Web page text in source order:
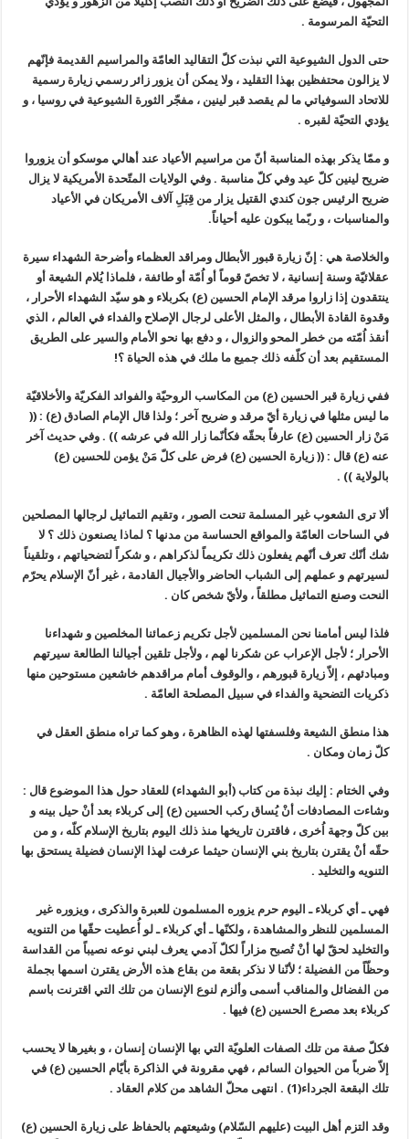
التحيّة المرسومة .
حتى الدول الشيوعية التي نبذت كلّ التقاليد العامّة والمراسيم القديمة فإنّهم
لا يزالون محتفظين بهذا التقليد ، ولا يمكن أن يزور زائر رسمي زيارة رسمية
للاتحاد السوفياتي ما لم يقصد قبر لينين ، مفجّر الثورة الشيوعية في روسيا ، و
يؤدي التحيّة لقبره .
و ممّا يذكر بهذه المناسبة أنّ من مراسيم الأعياد عند أهالي موسكو أن يزوروا
ضريح لينين كلّ عيد وفي كلّ مناسبة . وفي الولايات المتّحدة الأمريكية لا يزال
ضريح الرئيس جون كندي القتيل يزار من قِبَلِ آلاف الأمريكان في الأعياد
والمناسبات ، و ربّما يبكون عليه أحياناً.
والخلاصة هي : إنّ زيارة قبور الأبطال ومراقد العظماء وأضرحة الشهداء سيرة
عقلائيّة وسنة إنسانية ، لا تخصّ قوماً أو اُمّة أو طائفة ، فلماذا يُلام الشيعة أو
ينتقدون إذا زاروا مرقد الإمام الحسين (ع) بكربلاء و هو سيّد الشهداء الأحرار ،
وقدوة القادة الأبطال ، والمثل الأعلى لرجال الإصلاح والفداء في العالم ، الذي
أنقذ اُمّته من خطر المحو والزوال ، و دفع بها نحو الأمام والسير على الطريق
المستقيم بعد أن كلّفه ذلك جميع ما ملك في هذه الحياة ؟!
ففي زيارة قبر الحسين (ع) من المكاسب الروحيّة والفوائد الفكريّة والأخلاقيّة
ما ليس مثلها في زيارة أيّ مرقد و ضريح آخر ؛ ولذا قال الإمام الصادق (ع) : ((
مَنْ زار الحسين (ع) عارفاً بحقّه فكأنّما زار الله في عرشه )) . وفي حديث آخر
عنه (ع) قال : (( زيارة الحسين (ع) فرض على كلّ مَنْ يؤمن للحسين (ع)
بالولاية )) .
ألا ترى الشعوب غير المسلمة تنحت الصور ، وتقيم التماثيل لرجالها المصلحين
في الساحات العامّة والمواقع الحساسة من مدنها ؟ لماذا يصنعون ذلك ؟ لا
شك أنّك تعرف أنّهم يفعلون ذلك تكريماً لذكراهم ، و شكراً لتضحياتهم ، وتلقيناً
لسيرتهم و عملهم إلى الشباب الحاضر والأجيال القادمة ، غير أنّ الإسلام يحرّم
النحت وصنع التماثيل مطلقاً ، ولأيّ شخص كان .
فلذا ليس أمامنا نحن المسلمين لأجل تكريم زعمائنا المخلصين و شهداءنا
الأحرار ؛ لأجل الإعراب عن شكرنا لهم ، ولأجل تلقين أجيالنا الطالعة سيرتهم
ومبادئهم ، إلاّ زيارة قبورهم ، والوقوف أمام مراقدهم خاشعين مستوحين منها
ذكريات التضحية والفداء في سبيل المصلحة العامّة .
هذا منطق الشيعة وفلسفتها لهذه الظاهرة ، وهو كما تراه منطق العقل في
كلّ زمان ومكان .
وفي الختام : إليك نبذة من كتاب (أبو الشهداء) للعقاد حول هذا الموضوع قال :
وشاءت المصادفات أنْ يُساق ركب الحسين (ع) إلى كربلاء بعد أنْ حيل بينه و
بين كلّ وجهة اُخرى ، فاقترن تاريخها منذ ذلك اليوم بتاريخ الإسلام كلّه ، و من
حقّه أنْ يقترن بتاريخ بني الإنسان حيثما عرفت لهذا الإنسان فضيلة يستحق بها
التنويه والتخليد .
فهي ـ أي كربلاء ـ اليوم حرم يزوره المسلمون للعبرة والذكرى ، ويزوره غير
المسلمين للنظر والمشاهدة ، ولكنّها ـ أي كربلاء ـ لو أُعطيت حقّها من التنويه
والتخليد لحقّ لها أنْ تُصبح مزاراً لكلّ آدمي يعرف لبني نوعه نصيباً من القداسة
وحظّاً من الفضيلة ؛ لأنّنا لا نذكر بقعة من بقاع هذه الأرض يقترن اسمها بجملة
من الفضائل والمناقب أسمى وألزم لنوع الإنسان من تلك التي اقترنت باسم
كربلاء بعد مصرع الحسين (ع) فيها .
فكلّ صفة من تلك الصفات العلويّة التي بها الإنسان إنسان ، و بغيرها لا يحسب
إلاّ ضرباً من الحيوان السائم ، فهي مقرونة في الذاكرة بأيّام الحسين (ع) في
تلك البقعة الجرداء(1) . انتهى محلّ الشاهد من كلام العقاد .
وقد التزم أهل البيت (عليهم السّلام) وشيعتهم بالحفاظ على زيارة الحسين (ع)